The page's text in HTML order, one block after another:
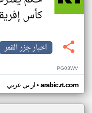
كأس إفريقيا
اخبار جزر القمر
PG03WV
ار تي عربي• arabic.rt.com